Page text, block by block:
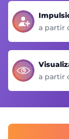
a partir
a partir